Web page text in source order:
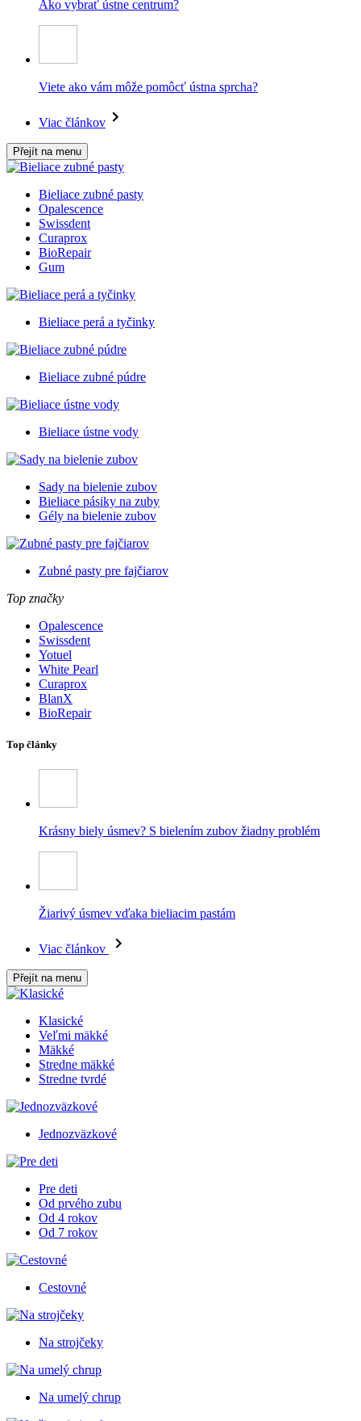
Ako vybrať ústne centrum?
Viete ako vám môže pomôcť ústna sprcha?
Viac článkov
Přejít na menu
Bieliace zubné pasty
Opalescence
Swissdent
Curaprox
BioRepair
Gum
Bieliace perá a tyčinky
Bieliace zubné púdre
Bieliace ústne vody
Sady na bielenie zubov
Bieliace pásiky na zuby
Gély na bielenie zubov
Zubné pasty pre fajčiarov
Top značky
Opalescence
Swissdent
Yotuel
White Pearl
Curaprox
BlanX
BioRepair
Top články
Krásny biely úsmev? S bielením zubov žiadny problém
Žiarivý úsmev vďaka bieliacim pastám
Viac článkov
Přejít na menu
Klasické
Veľmi mäkké
Mäkké
Stredne mäkké
Stredne tvrdé
Jednozväzkové
Pre deti
Od prvého zubu
Od 4 rokov
Od 7 rokov
Cestovné
Na strojčeky
Na umelý chrup